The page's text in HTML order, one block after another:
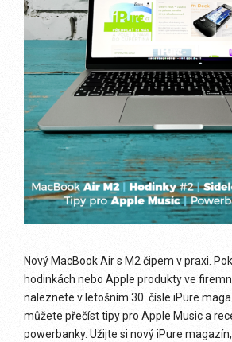
Nový MacBook Air s M2 čipem v praxi.
hodinkách nebo Apple produkty ve
naleznete v letošním 30. čísle iPure
můžete přečíst tipy pro Apple Music a
powerbanky. Užijte si nový iPure